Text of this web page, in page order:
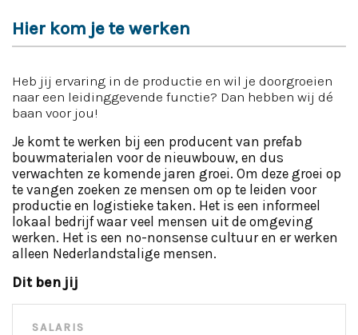
Hier kom je te werken
Heb jij ervaring in de productie en wil je doorgroeien
naar een leidinggevende functie? Dan hebben wij dé
baan voor jou!
Je komt te werken bij een producent van prefab
bouwmaterialen voor de nieuwbouw, en dus
verwachten ze komende jaren groei. Om deze groei op
te vangen zoeken ze mensen om op te leiden voor
productie en logistieke taken. Het is een informeel
lokaal bedrijf waar veel mensen uit de omgeving
werken. Het is een no-nonsense cultuur en er werken
alleen Nederlandstalige mensen.
Dit ben jij
SALARIS